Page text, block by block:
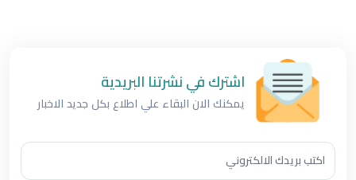
اشترك في نشرتنا البريدية
يمكنك الان البقاء علي اطلاع بكل جديد الاخبار